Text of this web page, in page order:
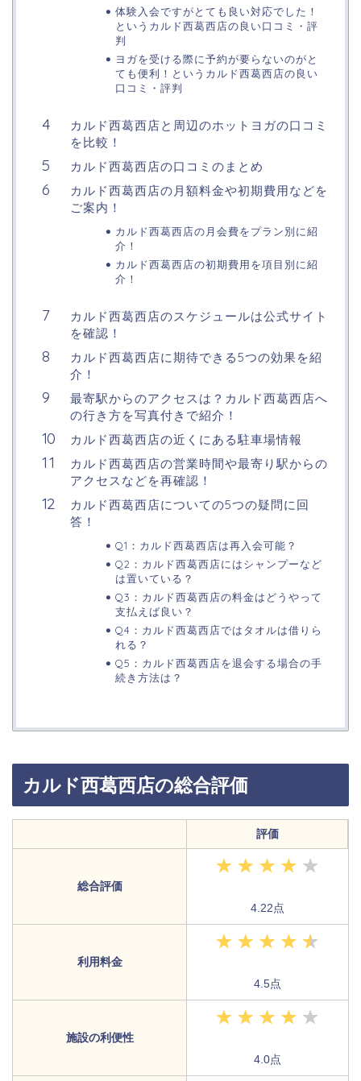
体験入会ですがとても良い対応でした！
というカルド西葛西店の良い口コミ・評
判
ヨガを受ける際に予約が要らないのがと
ても便利！というカルド西葛西店の良い
口コミ・評判
カルド西葛西店と周辺のホットヨガの口コミ
を比較！
カルド西葛西店の口コミのまとめ
カルド西葛西店の月額料金や初期費用などを
ご案内！
カルド西葛西店の月会費をプラン別に紹
介！
カルド西葛西店の初期費用を項目別に紹
介！
カルド西葛西店のスケジュールは公式サイト
を確認！
カルド西葛西店に期待できる5つの効果を紹
介！
最寄駅からのアクセスは？カルド西葛西店へ
の行き方を写真付きで紹介！
カルド西葛西店の近くにある駐車場情報
カルド西葛西店の営業時間や最寄り駅からの
アクセスなどを再確認！
カルド西葛西店についての5つの疑問に回
答！
Q1：カルド西葛西店は再入会可能？
Q2：カルド西葛西店にはシャンプーなど
は置いている？
Q3：カルド西葛西店の料金はどうやって
支払えば良い？
Q4：カルド西葛西店ではタオルは借りら
れる？
Q5：カルド西葛西店を退会する場合の手
続き方法は？
カルド西葛西店の総合評価
評価
総合評価
4.22点
利用料金
4.5点
施設の利便性
4.0点